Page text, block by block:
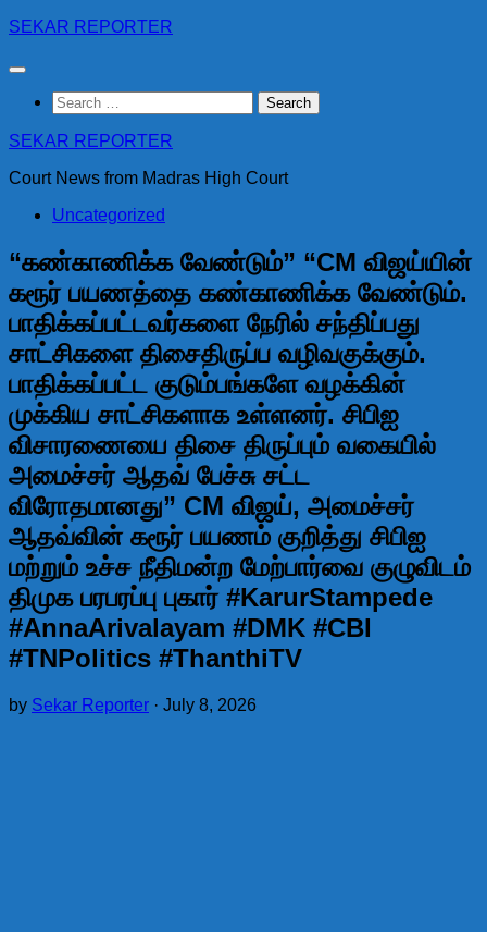
Skip
content
SEKAR REPORTER
Search
for:
SEKAR REPORTER
Court News from Madras High Court
Uncategorized
“கண்காணிக்க வேண்டும்” “CM விஜய்யின்
கரூர் பயணத்தை கண்காணிக்க வேண்டும்.
பாதிக்கப்பட்டவர்களை நேரில் சந்திப்பது
சாட்சிகளை திசைதிருப்ப வழிவகுக்கும்.
பாதிக்கப்பட்ட குடும்பங்களே வழக்கின்
முக்கிய சாட்சிகளாக உள்ளனர். சிபிஐ
விசாரணையை திசை திருப்பும் வகையில்
அமைச்சர் ஆதவ் பேச்சு சட்ட
விரோதமானது” CM விஜய், அமைச்சர்
ஆதவ்வின் கரூர் பயணம் குறித்து சிபிஐ
மற்றும் உச்ச நீதிமன்ற மேற்பார்வை குழுவிடம்
திமுக பரபரப்பு புகார் #KarurStampede
#AnnaArivalayam #DMK #CBI
#TNPolitics #ThanthiTV
by Sekar Reporter · July 8, 2026